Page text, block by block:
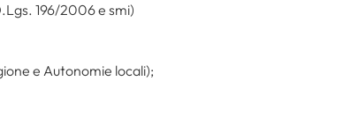
196/2006 e smi)
e Autonomie locali);